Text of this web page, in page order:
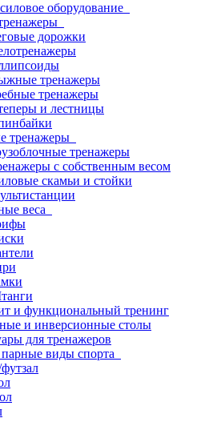
оборудование
дорожки
тренажеры
тренажеры
и лестницы
тренажеры
тренажеры
с собственным весом
скамьи и стойки
веса
и функциональный тренинг
и инверсионные столы
для тренажеров
виды спорта